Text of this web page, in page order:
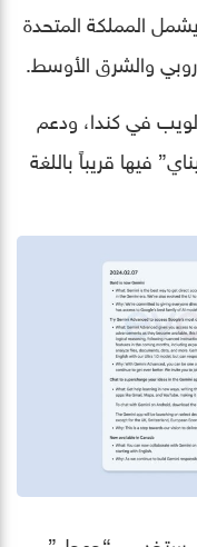
المملكة المتحدة
والشرق الأوسط.
في كندا، ودعم
فيها قريباً باللغة